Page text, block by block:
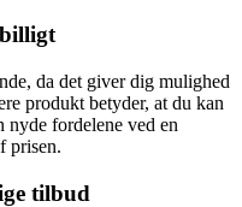
da det giver dig mulighed
produkt betyder, at du kan
nyde fordelene ved en
prisen.
tilbud